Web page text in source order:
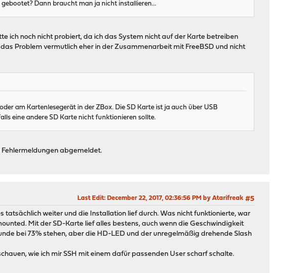
Dann braucht man ja nicht installieren...
ich noch nicht probiert, da ich das System nicht auf der Karte betreiben
Problem vermutlich eher in der Zusammenarbeit mit FreeBSD und nicht
am Kartenlesegerät in der ZBox. Die SD Karte ist ja auch über USB
eine andere SD Karte nicht funktionieren sollte.
abgemeldet.
#5
Last Edit: December 22, 2017, 02:36:56 PM by Atarifreak
weiter und die Installation lief durch. Was nicht funktionierte, war
Mit der SD-Karte lief alles bestens, auch wenn die Geschwindigkeit
bei 73% stehen, aber die HD-LED und der unregelmäßig drehende Slash
wie ich mir SSH mit einem dafür passenden User scharf schalte.